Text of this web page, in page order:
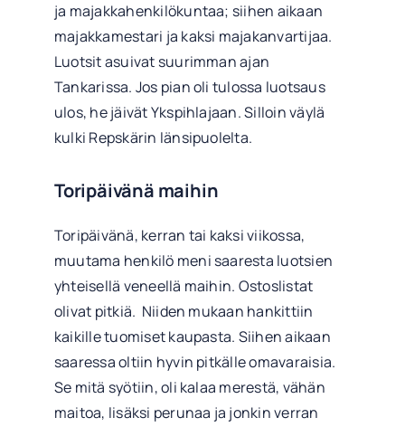
ja majakkahenkilökuntaa; siihen aikaan
majakkamestari ja kaksi majakanvartijaa.
Luotsit asuivat suurimman ajan
Tankarissa. Jos pian oli tulossa luotsaus
ulos, he jäivät Ykspihlajaan. Silloin väylä
kulki Repskärin länsipuolelta.
Toripäivänä maihin
Toripäivänä, kerran tai kaksi viikossa,
muutama henkilö meni saaresta luotsien
yhteisellä veneellä maihin. Ostoslistat
olivat pitkiä. Niiden mukaan hankittiin
kaikille tuomiset kaupasta. Siihen aikaan
saaressa oltiin hyvin pitkälle omavaraisia.
Se mitä syötiin, oli kalaa merestä, vähän
maitoa, lisäksi perunaa ja jonkin verran